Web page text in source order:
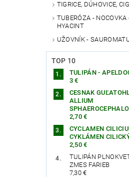
TIGRICE, DÚHOVICE,
TUBERÓZA - NOCOVKA
HYACINT
UŽOVNÍK -
TOP 10
TULIPÁN -
3 €
CESNAK
ALLIUM
2,70 €
CYCLAMEN
CYKLÁMEN
2,50 €
TULIPÁN
ZMES FARIEB
7,30 €